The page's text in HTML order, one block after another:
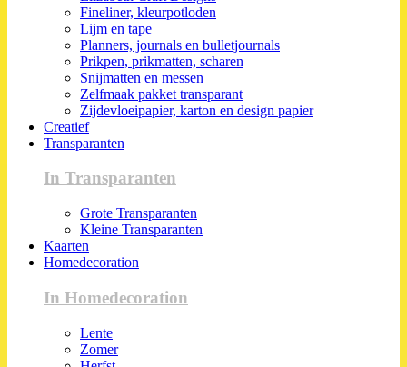
Fineliner, kleurpotloden
Lijm en tape
Planners, journals en bulletjournals
Prikpen, prikmatten, scharen
Snijmatten en messen
Zelfmaak pakket transparant
Zijdevloeipapier, karton en design papier
Creatief
Transparanten
In Transparanten
Grote Transparanten
Kleine Transparanten
Kaarten
Homedecoration
In Homedecoration
Lente
Zomer